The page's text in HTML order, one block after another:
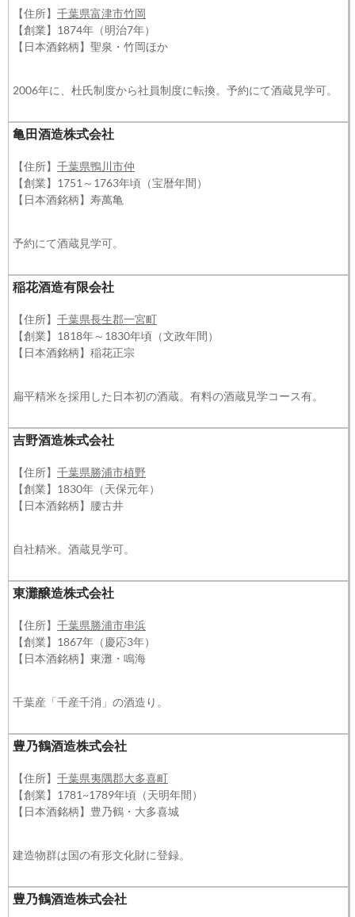
【住所】 千葉県富津市竹岡
【創業】1874年（明治7年）
【日本酒銘柄】聖泉・竹岡ほか
2006年に、杜氏制度から社員制度に転換。予約にて酒蔵見学可。
亀田酒造株式会社
【住所】 千葉県鴨川市仲
【創業】1751～1763年頃（宝暦年間）
【日本酒銘柄】寿萬亀
予約にて酒蔵見学可。
稲花酒造有限会社
【住所】 千葉県長生郡一宮町
【創業】1818年～1830年頃（文政年間）
【日本酒銘柄】稲花正宗
扁平精米を採用した日本初の酒蔵。有料の酒蔵見学コース有。
吉野酒造株式会社
【住所】 千葉県勝浦市植野
【創業】1830年（天保元年）
【日本酒銘柄】腰古井
自社精米。酒蔵見学可。
東灘醸造株式会社
【住所】 千葉県勝浦市串浜
【創業】1867年（慶応3年）
【日本酒銘柄】東灘・鳴海
千葉産「千産千消」の酒造り。
豊乃鶴酒造株式会社
【住所】 千葉県夷隅郡大多喜町
【創業】1781~1789年頃（天明年間）
【日本酒銘柄】豊乃鶴・大多喜城
建造物群は国の有形文化財に登録。
豊乃鶴酒造株式会社